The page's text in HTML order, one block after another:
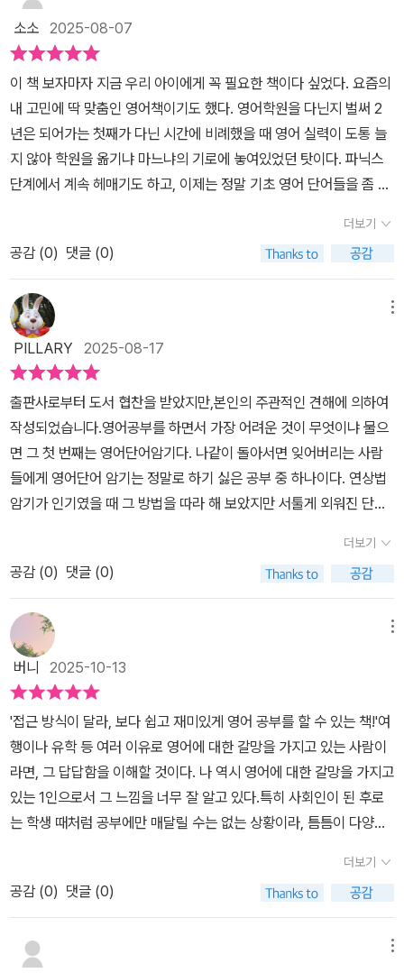
기 활동으로 마무리하면 10분에 8단어가 자연스럽게 자리 잡을 수
있다는 설명이다. 교실·학원에서는 학생의 놀이 시간, 선생님의 휴식
시간에 해당한다. 정말 외워지는지 궁금하다면 이 책에서 제공하는
샘플용 어려운 단어로 확인해 보시기 바란다.이 책은 매 10단원마다
이야기형 복습을 배치해 배운 단어가 자연스럽게 녹아들고, 시점을
바꾸어 서술해 메타인지(내가 무엇을 아는지 아는 힘)를 키워주도록
구성했다. 익숙한 단어 배열로 오랫동안 기억할 수 있게 만들어준다.
유리한 귀 중심 설계로 되어 있고, 전체 단어 400개에 대한 사진이
담겨 있으며, 자동암기 영상 110개, 음원 110개도 무료로 제공한다.
또한 QR코드를 찍어 즉시 해당 단어 설명에 접속할 수 있다. 저자는
앞으로 교육부 선정 어휘를 빈도순으로 초등 400 → 초등 500 →
중등 600/700 → 고등 800/900/1000 순으로 출간 예정이라고
밝혔다.* 출처 : 박기자의 끌리는 이야기, 책끌
럼 받아들이는 아이!!!7분 듣고 3분 퍼즐을 풀면 8단어를 알게 되니,
한 번에 기억해야 할 단어가 적어 부담감도 덜었다.매 10단원마다 흥
미로운 스토리로 복습하게 해, 자연스럽게 여러 번 반복과정을 거쳐
장기 기억하게 구성된 교재다.단어를 외우는 과정이 지루하지 않아,
음악과 놀이를 좋아할 초등학교 저학년 아이들에게 안성맞춤이었다.
아이와 함께 음악을 따라하다 보니, 이미 아는 단어임에도 불구하고
흥얼거리면서 자연스럽게 순서까지 기억하게 됐다.억지로 외우는 게
아니라, 노래처럼 흡수되는 신기한 경험!!그래서 이 책은 단어 암기를
힘들어하는 아이뿐 아니라, 중고등학생과 성인도 틈날 때마다 영단어
는 영어 단어 학습. 영어와의 전쟁을 해결해 줄 교재이니, 직접 활용해
보시고 효과를 보시길 바란다.>> 이 서평은 저자 마이크 황으로부터
책을 제공받아 주관적으로 작성하였습니다. #자동암기초등영단어 #
마이크황 #마이클리시#기초영단어 #초등영어 #자동암기 #400단
어#음악연상 #퍼즐연상 #초등추천도서#책소개 #책추천 #영단어교
재추천#북스타그램 #책스타그램 #서평스타그램
소소 2025-08-07
이 책 보자마자 지금 우리 아이에게 꼭 필요한 책이다 싶었다. 요즘의
내 고민에 딱 맞춤인 영어책이기도 했다. 영어학원을 다닌지 벌써 2
년은 되어가는 첫째가 다닌 시간에 비례했을 때 영어 실력이 도통 늘
지 않아 학원을 옮기냐 마느냐의 기로에 놓여있었던 탓이다. 파닉스
단계에서 계속 헤매기도 하고, 이제는 정말 기초 영어 단어들을 좀 알
받아하는 아이의 모습 때문에 어찌해야 할지 큰 고민이다. 틱 증상이
라 할만한 행동도 온 상태라 영어 교육을 잠깐이라도 중단해야 하는
건가 싶기도 한 요즘이라 이 책이 내게 하나의 방법이 되어주지 않을
까 싶은 마음이었다. 그저 7분간 매일 듣게 하기만 하는 걸로 어느정
도 효과를 볼 수 있을까 싶어 반신반의 하면서도 아이의 스트레스를
최대한으로 줄여보고자 집에서 이 책으로 단어 공부를 시켜보고자 했
다.이 책의 큰 장점은 음악과 함께 단어를 익힐 수 있다는 점이다. '한
글 → 영어', '영어 → 한글' 두 가지 버전으로 익힐 수 있는데, 저자는
'한글 → 영어' 방법으로 이 책의 단어를 모두 공부한 다음 '영어 → 한
글' 방법으로 처음부터 다시 공부하는 방법을 권한다. 매일 정해진 시
간에 아이들과 함께 들으며 습관을 들여놓는게 좋다고 했다. 그래서
나도 고민을 하다가 매일 저녁 식사 시간에 아이들과 듣기로 했다. 영
상을 같이 보는 것보다 듣기를 먼저 하는게 더 좋다고 했고, 나 역시
아이들에게 영상으로 보여주는 것보다 밥 먹는 시간에는 듣기만 하는
4개월 완성으로 선택했고, '첫날은 듣기, 둘째날은 듣기와 교재 퍼즐'
세트로 천천히 시작했다. 두 살 차이의 남매인데도 은근 경쟁심이 생
겼고, 니가 틀렸네 내가 맞았네로 아웅다웅 하는 모습에 출발이 나쁘
지 않다고 생각했다.'1단원. 오?! 기억에 좀 남은건가?! 2단원. 괜찮은
거 같은데?! 3단원. 이렇게 계속 반복하며 시켜봐야겠다.'로 결론 지
었다. 반응도 효과도 꽤 나쁘지 않다. 4개월 완성이라고는 하나 좀더
시간적 여유를 두고 안되는 부분은 다시 반복해서 시키기로 마음 먹
었다. '한글 → 영어'가 끝나면 반대로 '영어 → 한글'도 해봐야겠다 싶
다. 11월에 출간 예정인 '초등 영단어 500'를 이번 책이 제대로 잘 공
나도 덩달아 공부가 되고 있다는 것 또한 꾸준하게 해볼만한 매우 큰
장점이다.
더보기
공감 (0) 댓글 (0)
PILLARY 2025-08-17
출판사로부터 도서 협찬을 받았지만,본인의 주관적인 견해에 의하여
작성되었습니다.영어공부를 하면서 가장 어려운 것이 무엇이냐 물으
면 그 첫 번째는 영어단어암기다. 나같이 돌아서면 잊어버리는 사람
들에게 영어단어 암기는 정말로 하기 싫은 공부 중 하나이다. 연상법
암기가 인기였을 때 그 방법을 따라 해 보았지만 서툴게 외워진 단어
는 나에게 싫은 기억 중 하나였지만 영어공부를 다시 시작하자니 꼭
해야 하는 숙제 중 하나였다. 이 책의 작가님은 익히 알고 있었다. 온
라인 서점에서 무료배송을 채우기 위해 뒤지다 아주 저렴한 책이 있
어 구매한 적이 있었는데 그 책이 이 책의 작가님이었다. 그때 샀던 알
파벳책으로 막내가 알파벳을 배웠던 기억이 났다. 쓰면 쓰고 말면 말
고의 느낌으로 그냥 산 책이었는데 저렴한 금액에 비해 내용이 알차
고 괜찮다는 느낌. 이번 책도 꽤나 괜찮을 것 같다는 생각이 들었
다. 음악과 퍼즐로 자동암기. 저절로 남기 되는 단어라니... 초등것만
있는지부터 일단 확인ㅎㅎ 다른 수준의 책들도 26년 출간예정이라니
이번 책을 읽으며 효과가 얼마나 좋을지 확인부터 해봐야겠다는 생각
이 들었다. 이미 나에게는 너무 쉬운 단어라 음악을 들어도 별다른 느
낌이 없다는 느낌이었는데 음악이라는 특성상... 혼자 흥얼거리는 걸
깨닫고는 피식 웃음이 났다. 유.. 아이... 투... 더... 내 생각엔 아무 기
준이 없는 단어의 나열인데 들으며 쓰고 혼자 흥얼거리니 그 순서가
는 그것까지 상세히 알려주고 있었다. 넉넉하게는 4달. 초등은 급할
더보기
공감 (0) 댓글 (0)
버니 2025-10-13
'접근 방식이 달라, 보다 쉽고 재미있게 영어 공부를 할 수 있는 책!'여
행이나 유학 등 여러 이유로 영어에 대한 갈망을 가지고 있는 사람이
라면, 그 답답함을 이해할 것이다. 나 역시 영어에 대한 갈망을 가지고
있는 1인으로서 그 느낌을 너무 잘 알고 있다.특히 사회인이 된 후로
는 학생 때처럼 공부에만 매달릴 수는 없는 상황이라, 틈틈이 다양한
높게 쳐줄 수 있는 건, 계속해서 노력을 하고 있다는 점과 또 기회가
닿을 때마다 그것들을 백분 활용해 보려고 시도한다는 점이다.이 책
은 그런 또 하나의 기회를 제공해 준 책 중 하나로, 영어에 재미를 붙
이고 쉽게 접근할 수 있도록 도와준 책이라고 말할 수 있을 것 같다.
더보기
공감 (0) 댓글 (0)